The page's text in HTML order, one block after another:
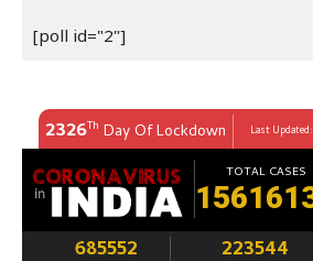
[poll id="2"]